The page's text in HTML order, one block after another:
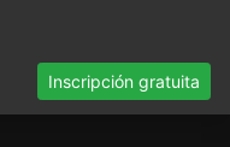
Inscripción gratuita